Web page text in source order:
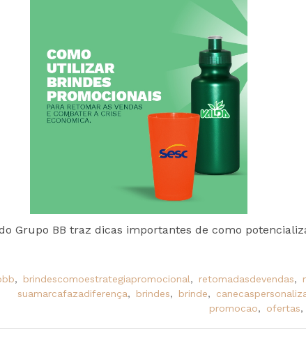
Grupo BB traz dicas importantes de como
, brindescomoestrategiapromocional, retomadasdevendas,
suamarcafazadiferença, brindes, brinde,
promocao, ofertas,